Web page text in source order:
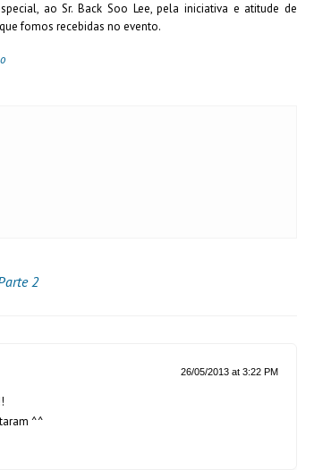
ao Sr. Back Soo Lee, pela iniciativa e atitude de
fomos recebidas no evento.
2
26/05/2013 at 3:22 PM
^^